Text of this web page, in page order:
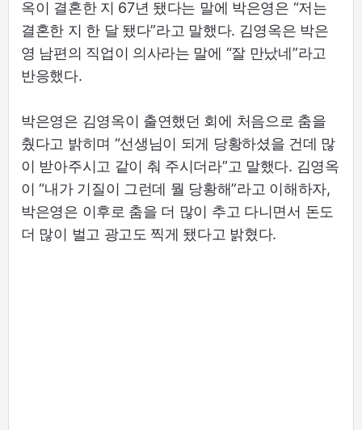
옥이 결혼한 지 67년 됐다는 말에 박은영은 “저는
결혼한 지 한 달 됐다”라고 말했다. 김영옥은 박은
영 남편의 직업이 의사라는 말에 “잘 만났네”라고
반응했다.
박은영은 김영옥이 출연했던 회에 처음으로 춤을
췄다고 밝히며 “선생님이 되게 당황하셨을 건데 많
이 받아주시고 같이 춰 주시더라”고 말했다. 김영옥
이 “내가 기질이 그런데 뭘 당황해”라고 이해하자,
박은영은 이후로 춤을 더 많이 추고 다니면서 돈도
더 많이 벌고 광고도 찍게 됐다고 밝혔다.